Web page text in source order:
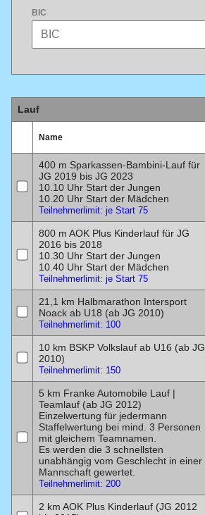
BIC
Lauf
Name
400 m Sparkassen-Bambini-Lauf für
JG 2019 bis JG 2023
10.10 Uhr Start der Jungen
10.20 Uhr Start der Mädchen
Teilnehmerlimit: je Start 75
800 m AOK Plus Kinderlauf für JG
2016 bis 2018
10.30 Uhr Start der Jungen
10.40 Uhr Start der Mädchen
Teilnehmerlimit: je Start 75
21,1 km Halbmarathon Intersport
Noack ab U18 (ab JG 2010)
Teilnehmerlimit: 100
10 km BSKP Volkslauf ab U16 (ab JG
2010)
Teilnehmerlimit: 150
5 km Franke Automobile Lauf |
Teamlauf (ab JG 2012)
Einzelwertung für jedermann
Staffelwertung bei mind. 3 Personen
mit gleichem Teamnamen.
Es werden die 3 schnellsten
unabhängig vom Geschlecht in einer
Mannschaft gewertet.
Teilnehmerlimit: 200
2 km AOK Plus Kinderlauf (JG 2012